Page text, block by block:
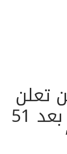
تعلن
إنفصالها عن زوجها بعد 51